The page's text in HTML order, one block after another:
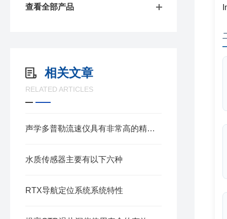
查看全部产品
相关文章
RELATED ARTICLES
声学多普勒流速仪具有非常高的精度和准确性
水质传感器主要有以下六种
RTX导航定位系统系统特性